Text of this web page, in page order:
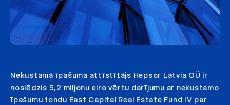
Nekustamā īpašuma attīstītājs Hepsor Latvia OÜ ir
noslēdzis 5,2 miljonu eiro vērtu darījumu ar nekustamo
īpašumu fondu East Capital Real Estate Fund IV par